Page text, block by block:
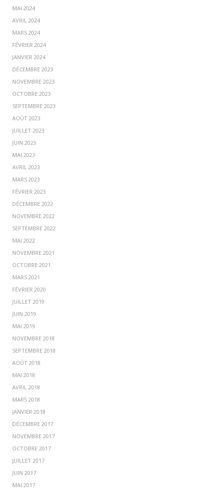
MAI 2024
AVRIL 2024
MARS 2024
FÉVRIER 2024
JANVIER 2024
DÉCEMBRE 2023
NOVEMBRE 2023
OCTOBRE 2023
SEPTEMBRE 2023
AOÛT 2023
JUILLET 2023
JUIN 2023
MAI 2023
AVRIL 2023
MARS 2023
FÉVRIER 2023
DÉCEMBRE 2022
NOVEMBRE 2022
SEPTEMBRE 2022
MAI 2022
NOVEMBRE 2021
OCTOBRE 2021
MARS 2021
FÉVRIER 2020
JUILLET 2019
JUIN 2019
MAI 2019
NOVEMBRE 2018
SEPTEMBRE 2018
AOÛT 2018
MAI 2018
AVRIL 2018
MARS 2018
JANVIER 2018
DÉCEMBRE 2017
NOVEMBRE 2017
OCTOBRE 2017
JUILLET 2017
JUIN 2017
MAI 2017